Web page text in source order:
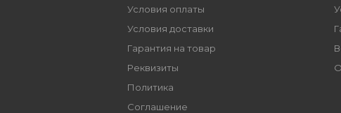
Условия оплаты
Условия доставки
Гарантия на товар
Реквизиты
Политика
Соглашение